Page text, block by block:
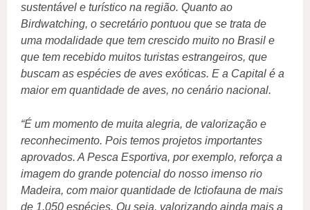
sustentável e turístico na região. Quanto ao
Birdwatching, o secretário pontuou que se trata de
uma modalidade que tem crescido muito no Brasil e
que tem recebido muitos turistas estrangeiros, que
buscam as espécies de aves exóticas. E a Capital é a
maior em quantidade de aves, no cenário nacional.
“É um momento de muita alegria, de valorização e
reconhecimento. Pois temos projetos importantes
aprovados. A Pesca Esportiva, por exemplo, reforça a
imagem do grande potencial do nosso imenso rio
Madeira, com maior quantidade de Ictiofauna de mais
de 1.050 espécies. Ou seja, valorizando ainda mais a